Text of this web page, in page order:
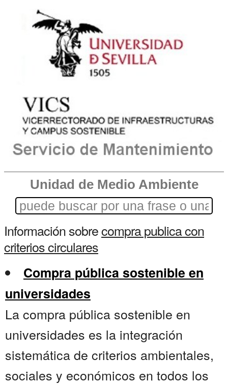
Unidad de Medio Ambiente
Información sobrecompra publica con
criterios circulares
Compra pública sostenible en
universidades
La compra pública sostenible en
universidades es la integración
sistemática de criterios ambientales,
sociales y económicos en todos los